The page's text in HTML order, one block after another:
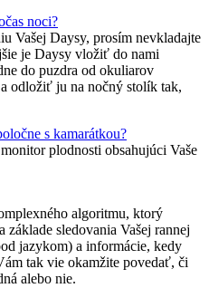
noci?
Vašej Daysy, prosím nevkladajte
je Daysy vložiť do nami
do puzdra od okuliarov
odložiť ju na nočný stolík tak,
s kamarátkou?
plodnosti obsahujúci Vaše
algoritmu, ktorý
sledovania Vašej rannej
jazykom) a informácie, kedy
tak vie okamžite povedať, či
alebo nie.